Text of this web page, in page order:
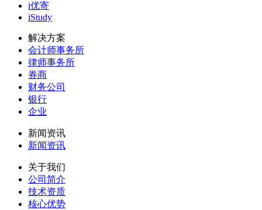
i优寄
iStudy
解决方案
会计师事务所
律师事务所
券商
财务公司
银行
企业
新闻资讯
新闻资讯
关于我们
公司简介
技术资质
核心优势